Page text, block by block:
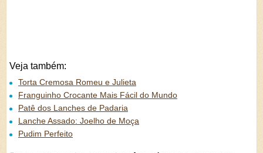
Veja também:
Torta Cremosa Romeu e Julieta
Franguinho Crocante Mais Fácil do Mundo
Patê dos Lanches de Padaria
Lanche Assado: Joelho de Moça
Pudim Perfeito